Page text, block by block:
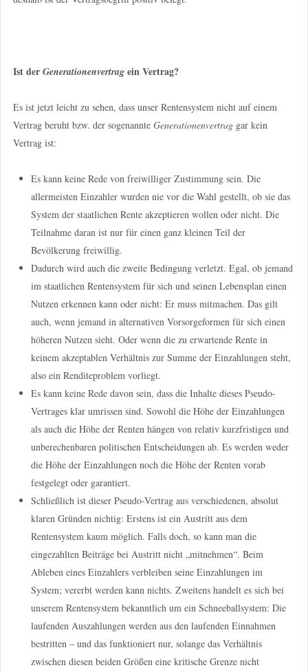
Ist der Generationenvertragein Vertrag?
Es ist jetzt leicht zu sehen, dass unser Rentensystem nicht auf einem
Vertrag beruht bzw. der sogenannte Generationenvertraggar kein
Vertrag ist:
Es kann keine Rede von freiwilliger Zustimmung sein. Die
allermeisten Einzahler wurden nie vor die Wahl gestellt, ob sie das
System der staatlichen Rente akzeptieren wollen oder nicht. Die
Teilnahme daran ist nur für einen ganz kleinen Teil der
Bevölkerung freiwillig.
Dadurch wird auch die zweite Bedingung verletzt. Egal, ob jemand
im staatlichen Rentensystem für sich und seinen Lebensplan einen
Nutzen erkennen kann oder nicht: Er muss mitmachen. Das gilt
auch, wenn jemand in alternativen Vorsorgeformen für sich einen
höheren Nutzen sieht. Oder wenn die zu erwartende Rente in
keinem akzeptablen Verhältnis zur Summe der Einzahlungen steht,
also ein Renditeproblem vorliegt.
Es kann keine Rede davon sein, dass die Inhalte dieses Pseudo-
Vertrages klar umrissen sind. Sowohl die Höhe der Einzahlungen
als auch die Höhe der Renten hängen von relativ kurzfristigen und
unberechenbaren politischen Entscheidungen ab. Es werden weder
die Höhe der Einzahlungen noch die Höhe der Renten vorab
festgelegt oder garantiert.
Schließlich ist dieser Pseudo-Vertrag aus verschiedenen, absolut
klaren Gründen nichtig: Erstens ist ein Austritt aus dem
Rentensystem kaum möglich. Falls doch, so kann man die
eingezahlten Beiträge bei Austritt nicht „mitnehmen“. Beim
Ableben eines Einzahlers verbleiben seine Einzahlungen im
System; vererbt werden kann nichts. Zweitens handelt es sich bei
unserem Rentensystem bekanntlich um ein Schneeballsystem: Die
laufenden Auszahlungen werden aus den laufenden Einnahmen
bestritten – und das funktioniert nur, solange das Verhältnis
zwischen diesen beiden Größen eine kritische Grenze nicht